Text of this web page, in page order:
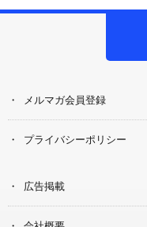
メルマガ会員登録
プライバシーポリシー
広告掲載